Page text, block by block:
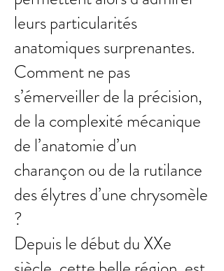
leurs particularités
anatomiques surprenantes.
Comment ne pas
s’émerveiller de la précision,
de la complexité mécanique
de l’anatomie d’un
charançon ou de la rutilance
des élytres d’une chrysomèle
?
Depuis le début du XXe